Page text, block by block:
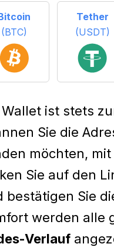
(BTC)
Tether
(USDT)
Wallet ist stets
Sie die
möchten,
Sie auf den
bestätigen Sie
werden alle
Verlauf